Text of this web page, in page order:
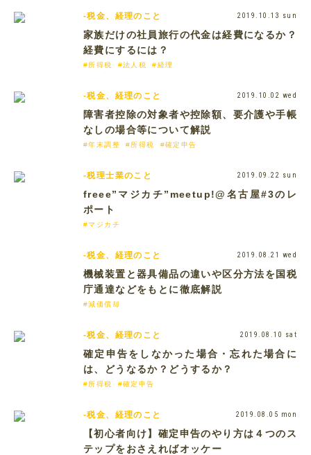
-税金、経理のこと 2019.10.13 sun
家族だけの社員旅行の代金は経費になるか？
経費にするには？
#所得税 #法人税 #経理
-税金、経理のこと 2019.10.02 wed
障害者控除の対象者や控除額、要介護や手帳
なしの場合等について解説
#年末調整 #所得税 #確定申告
-税理士業のこと 2019.09.22 sun
freee”マジカチ”meetup!@名古屋#3のレ
ポート
#マジカチ
-税金、経理のこと 2019.08.21 wed
機械装置と器具備品の違いや区分方法を国税
庁通達などをもとに徹底解説
#減価償却
-税金、経理のこと 2019.08.10 sat
確定申告をしなかった場合・忘れた場合に
は、どうなるか？どうするか？
#所得税 #確定申告
-税金、経理のこと 2019.08.05 mon
【初心者向け】確定申告のやり方は４つのス
テップをおさえればオッケー